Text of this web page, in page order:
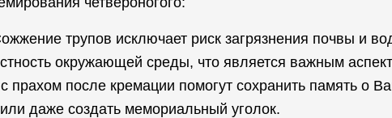
трупов исключает риск загрязнения почвы и
окружающей среды, что является важным
прахом после кремации помогут сохранить память о
даже создать мемориальный уголок.